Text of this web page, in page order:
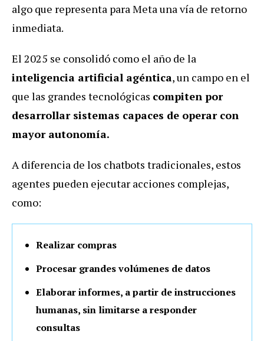
algo que representa para Meta una vía de retorno
inmediata.
El 2025 se consolidó como el año de la
inteligencia artificial agéntica, un campo en el
que las grandes tecnológicas compiten por
desarrollar sistemas capaces de operar con
mayor autonomía.
A diferencia de los chatbots tradicionales, estos
agentes pueden ejecutar acciones complejas,
como:
Realizar compras
Procesar grandes volúmenes de datos
Elaborar informes, a partir de instrucciones
humanas, sin limitarse a responder
consultas